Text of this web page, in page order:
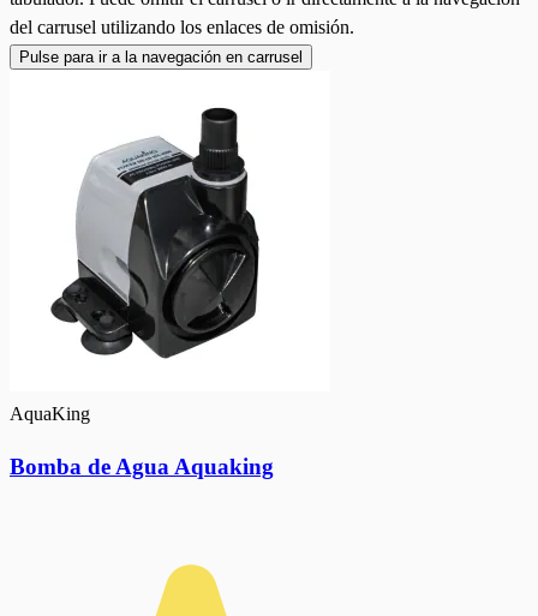
del carrusel utilizando los enlaces de omisión.
Pulse para ir a la navegación en carrusel
AquaKing
Bomba de Agua Aquaking